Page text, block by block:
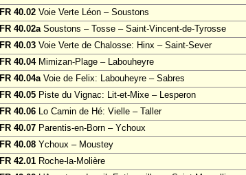
FR 40.02 Voie Verte Léon – Soustons
FR 40.02aSoustons – Tosse – Saint-Vincent-de-Tyrosse
FR 40.03 Voie Verte de Chalosse: Hinx – Saint-Sever
FR 40.04Mimizan-Plage – Labouheyre
FR 40.04aVoie de Felix: Labouheyre – Sabres
FR 40.05 Piste du Vignac: Lit-et-Mixe – Lesperon
FR 40.06 Lo Camin de Hé: Vielle – Taller
FR 40.07 Parentis-en-Born – Ychoux
FR 40.08 Ychoux – Moustey
FR 42.01 Roche-la-Molière